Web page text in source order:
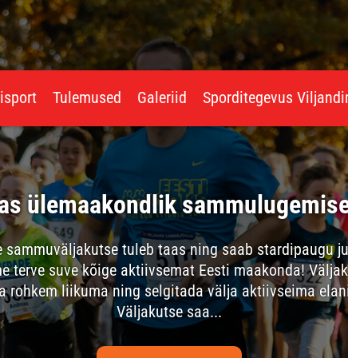
Tulemused Galeriid Sporditegevus
ülemaakondlik
tuleb taas ning saab stardipaugu
terve suve kõige aktiivsemat Eesti maakonda!
rohkem liikuma ning selgitada välja aktiivseima
Väljakutse saa...